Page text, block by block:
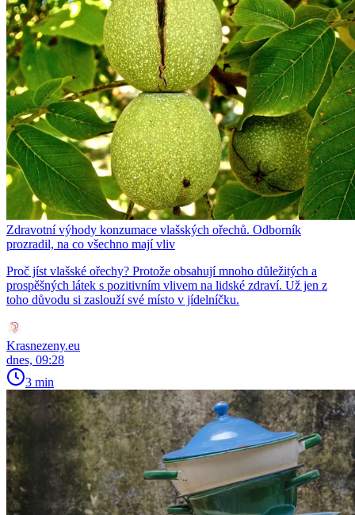
Zdravotní výhody konzumace vlašských ořechů. Odborník
prozradil, na co všechno mají vliv
Proč jíst vlašské ořechy? Protože obsahují mnoho důležitých a
prospěšných látek s pozitivním vlivem na lidské zdraví. Už jen z
toho důvodu si zaslouží své místo v jídelníčku.
Krasnezeny.eu
dnes, 09:28
3 min